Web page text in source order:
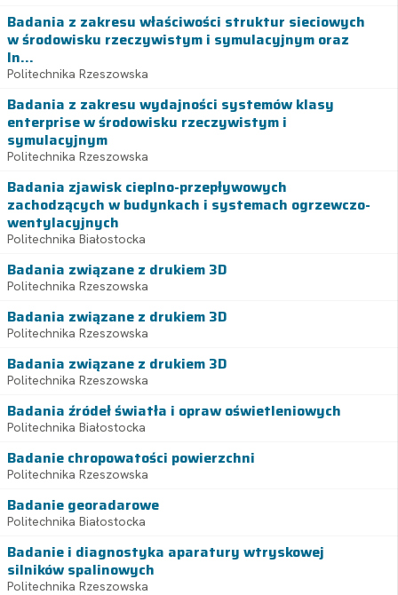
Badania z zakresu właściwości struktur sieciowych
w środowisku rzeczywistym i symulacyjnym oraz
In...
Politechnika Rzeszowska
Badania z zakresu wydajności systemów klasy
enterprise w środowisku rzeczywistym i
symulacyjnym
Politechnika Rzeszowska
Badania zjawisk cieplno-przepływowych
zachodzących w budynkach i systemach ogrzewczo-
wentylacyjnych
Politechnika Białostocka
Badania związane z drukiem 3D
Politechnika Rzeszowska
Badania związane z drukiem 3D
Politechnika Rzeszowska
Badania związane z drukiem 3D
Politechnika Rzeszowska
Badania źródeł światła i opraw oświetleniowych
Politechnika Białostocka
Badanie chropowatości powierzchni
Politechnika Rzeszowska
Badanie georadarowe
Politechnika Białostocka
Badanie i diagnostyka aparatury wtryskowej
silników spalinowych
Politechnika Rzeszowska